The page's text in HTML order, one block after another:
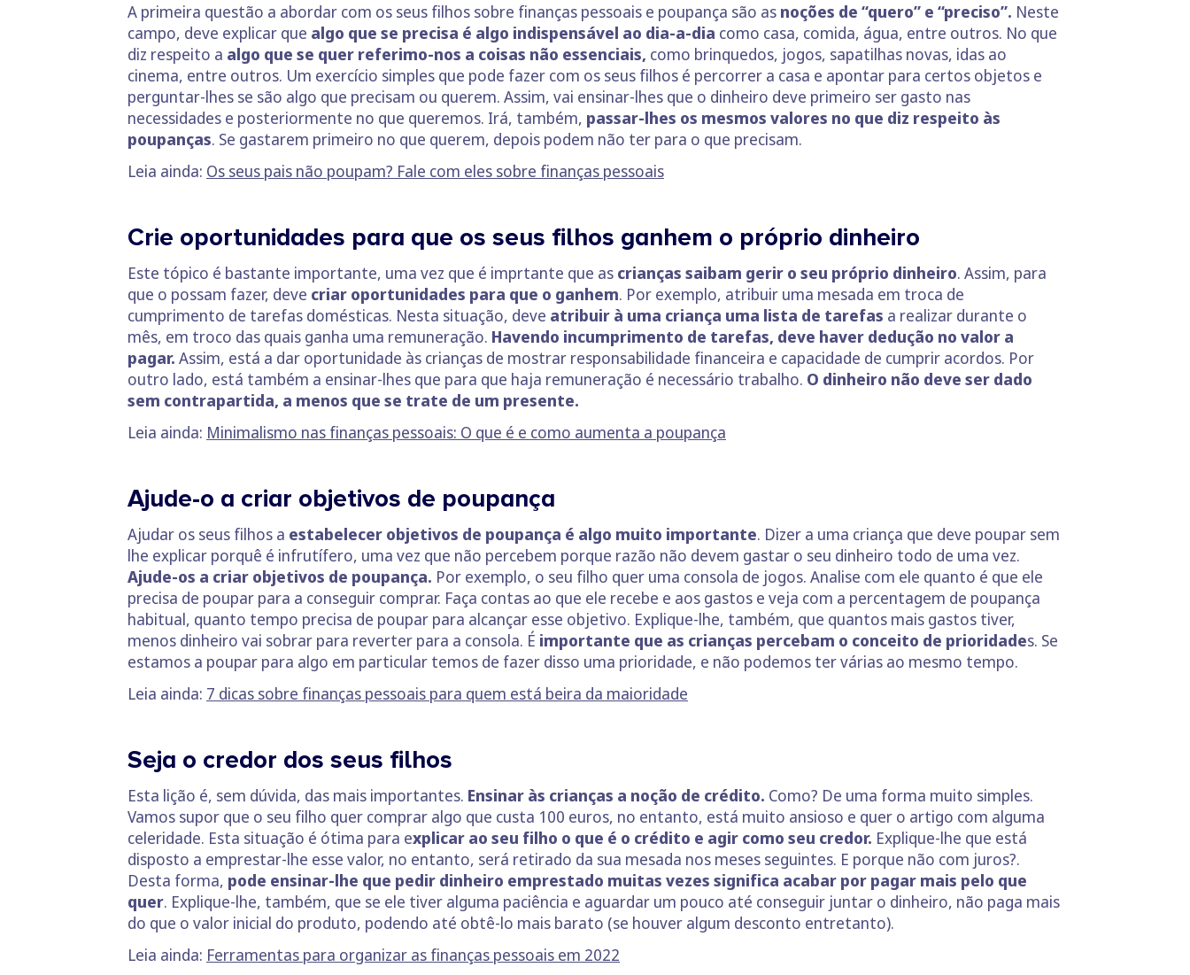
A primeira questão a abordar com os seus filhos sobre finanças pessoais e poupança são as noções de “quero” e “preciso”. Neste
campo, deve explicar que algo que se precisa é algo indispensável ao dia-a-dia como casa, comida, água, entre outros. No que
diz respeito a algo que se quer referimo-nos a coisas não essenciais, como brinquedos, jogos, sapatilhas novas, idas ao
cinema, entre outros. Um exercício simples que pode fazer com os seus filhos é percorrer a casa e apontar para certos objetos e
perguntar-lhes se são algo que precisam ou querem. Assim, vai ensinar-lhes que o dinheiro deve primeiro ser gasto nas
necessidades e posteriormente no que queremos. Irá, também, passar-lhes os mesmos valores no que diz respeito às
poupanças. Se gastarem primeiro no que querem, depois podem não ter para o que precisam.
Leia ainda: Os seus pais não poupam? Fale com eles sobre finanças pessoais
Crie oportunidades para que os seus filhos ganhem o próprio dinheiro
Este tópico é bastante importante, uma vez que é imprtante que as crianças saibam gerir o seu próprio dinheiro. Assim, para
que o possam fazer, deve criar oportunidades para que o ganhem. Por exemplo, atribuir uma mesada em troca de
cumprimento de tarefas domésticas. Nesta situação, deve atribuir à uma criança uma lista de tarefas a realizar durante o
mês, em troco das quais ganha uma remuneração. Havendo incumprimento de tarefas, deve haver dedução no valor a
pagar. Assim, está a dar oportunidade às crianças de mostrar responsabilidade financeira e capacidade de cumprir acordos. Por
outro lado, está também a ensinar-lhes que para que haja remuneração é necessário trabalho. O dinheiro não deve ser dado
sem contrapartida, a menos que se trate de um presente.
Leia ainda: Minimalismo nas finanças pessoais: O que é e como aumenta a poupança
Ajude-o a criar objetivos de poupança
Ajudar os seus filhos a estabelecer objetivos de poupança é algo muito importante. Dizer a uma criança que deve poupar sem
lhe explicar porquê é infrutífero, uma vez que não percebem porque razão não devem gastar o seu dinheiro todo de uma vez.
Ajude-os a criar objetivos de poupança. Por exemplo, o seu filho quer uma consola de jogos. Analise com ele quanto é que ele
precisa de poupar para a conseguir comprar. Faça contas ao que ele recebe e aos gastos e veja com a percentagem de poupança
habitual, quanto tempo precisa de poupar para alcançar esse objetivo. Explique-lhe, também, que quantos mais gastos tiver,
menos dinheiro vai sobrar para reverter para a consola. É importante que as crianças percebam o conceito de prioridades. Se
estamos a poupar para algo em particular temos de fazer disso uma prioridade, e não podemos ter várias ao mesmo tempo.
Leia ainda: 7 dicas sobre finanças pessoais para quem está beira da maioridade
Seja o credor dos seus filhos
Esta lição é, sem dúvida, das mais importantes. Ensinar às crianças a noção de crédito. Como? De uma forma muito simples.
Vamos supor que o seu filho quer comprar algo que custa 100 euros, no entanto, está muito ansioso e quer o artigo com alguma
celeridade. Esta situação é ótima para explicar ao seu filho o que é o crédito e agir como seu credor. Explique-lhe que está
disposto a emprestar-lhe esse valor, no entanto, será retirado da sua mesada nos meses seguintes. E porque não com juros?.
Desta forma, pode ensinar-lhe que pedir dinheiro emprestado muitas vezes significa acabar por pagar mais pelo que
quer. Explique-lhe, também, que se ele tiver alguma paciência e aguardar um pouco até conseguir juntar o dinheiro, não paga mais
do que o valor inicial do produto, podendo até obtê-lo mais barato (se houver algum desconto entretanto).
Leia ainda: Ferramentas para organizar as finanças pessoais em 2022